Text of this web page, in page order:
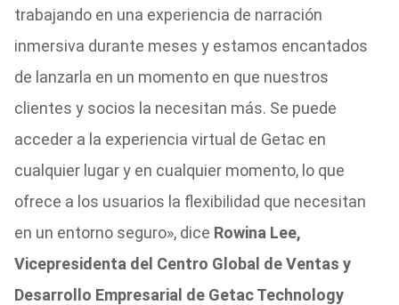
trabajando en una experiencia de narración
inmersiva durante meses y estamos encantados
de lanzarla en un momento en que nuestros
clientes y socios la necesitan más. Se puede
acceder a la experiencia virtual de Getac en
cualquier lugar y en cualquier momento, lo que
ofrece a los usuarios la flexibilidad que necesitan
en un entorno seguro», dice Rowina Lee,
Vicepresidenta del Centro Global de Ventas y
Desarrollo Empresarial de Getac Technology